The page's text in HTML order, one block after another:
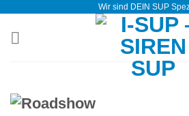
springen
Wir sind DEIN SUP